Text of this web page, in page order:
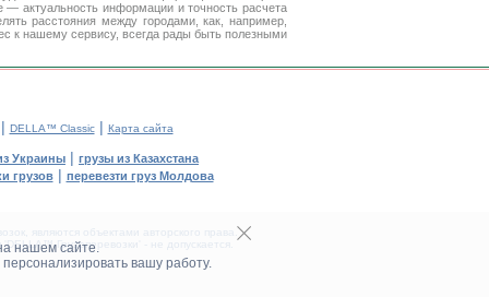
нашем сайте.
вашу работу.
актуальность информации и точность расчета
расстояния между городами, как, например,
к нашему сервису, всегда рады быть полезными
DELLA™ Classic| Карта сайта
Украины | грузы из Казахстана
грузов| перевезти груз Молдова
являются объектами авторского права.
Грузоперевозки' - не допускается.